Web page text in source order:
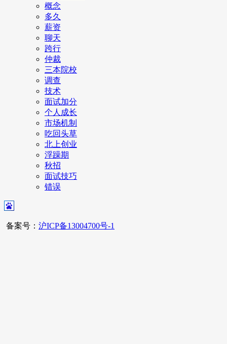
概念
多久
薪资
聊天
跨行
仲裁
三本院校
调查
技术
面试加分
个人成长
市场机制
吃回头草
北上创业
浮躁期
秋招
面试技巧
错误
备案号： 沪ICP备13004700号-1